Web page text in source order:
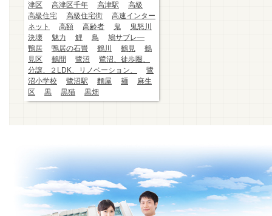
津区
高津区千年 高津駅
高級
高級住宅
高級住宅街
高速インター
ネット
高額 高齢者 鬼
鬼怒川
決壊
魅力 鯉 鳥
鳩サブレ―
鴨居
鴨居の石畳 鶴川 鶴見
鶴
見区
鶴間 鷺沼
鷺沼、徒歩圏、
分譲、２LDK、リノベーション、
鷺
沼小学校
鷺沼駅 麵屋 麺
麻生
区
黒 黒猫 黒畑